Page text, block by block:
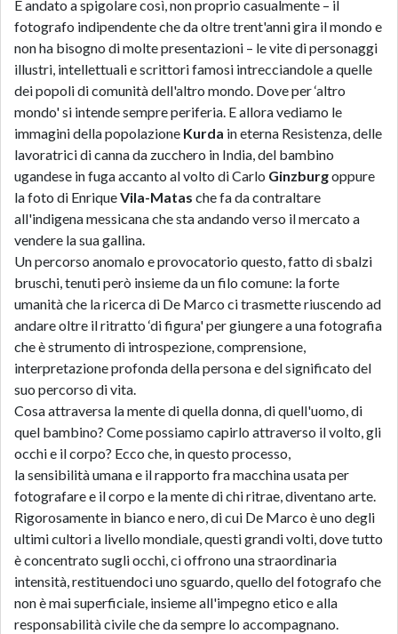
È andato a spigolare così,nonproprio casualmente – il
fotografo indipendente che da oltre trent'anni gira il mondo e
non ha bisogno di molte presentazioni – le vite di personaggi
illustri, intellettualie scrittori famosi intrecciandolea quelle
dei popoli di comunità dell'altro mondo. Dove per ‘altro
mondo' si intende sempreperiferia. E allora vediamo le
immagini della popolazione Kurda in eterna Resistenza, delle
lavoratrici di canna da zucchero in India, del bambino
ugandese in fuga accanto al volto di Carlo Ginzburgoppure
la foto di EnriqueVila-Matas che fa da contraltare
all'indigena messicana che sta andando verso il mercato a
vendere la sua gallina.
Un percorso anomalo e provocatorio questo, fatto di sbalzi
bruschi, tenuti però insieme da un filo comune: la forte
umanità che la ricerca di De Marco ci trasmette riuscendo ad
andare oltre il ritratto ‘di figura' per giungere a una fotografia
che è strumento di introspezione, comprensione,
interpretazione profonda della persona e del significato del
suo percorso di vita.
Cosa attraversa la mente di quella donna, di quell'uomo, di
quel bambino? Come possiamo capirlo attraverso il volto, gli
occhi e il corpo? Ecco che, in questo processo,
lasensibilitàumana e il rapporto fra macchina usata per
fotografare e il corpo e la mente di chi ritrae, diventano arte.
Rigorosamente in bianco e nero, di cui De Marco è uno degli
ultimi cultori a livello mondiale, questi grandivolti, dove tutto
è concentrato sugliocchi, ci offrono una straordinaria
intensità, restituendoci uno sguardo, quello del fotografo che
non è mai superficiale, insieme all'impegno etico e alla
responsabilità civile che da sempre lo accompagnano.